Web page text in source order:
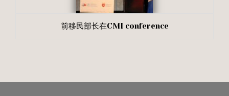
前移民部长在CMI conference